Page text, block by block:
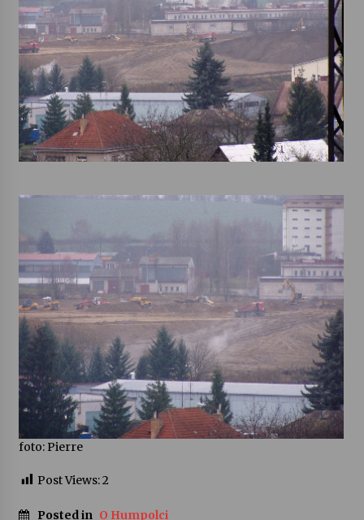
foto: Pierre
Post Views:2
Posted in O Humpolci